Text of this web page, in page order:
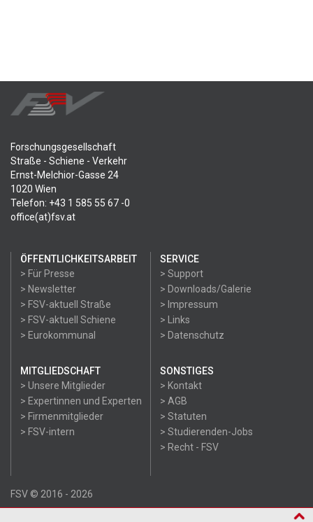
Forschungsgesellschaft
Straße - Schiene - Verkehr
Ernst-Melchior-Gasse 24
1020 Wien
Telefon: +43 1 585 55 67 -0
office(at)fsv.at
ÖFFENTLICHKEITSARBEIT
> Für Presse
> Newsletter
> FSV-aktuell Straße
> FSV-aktuell Schiene
> Eurokommunal
SERVICE
> Support
> Downloads/Galerie
> Impressum
> Links
> Datenschutz
MITGLIEDSCHAFT
> Unsere Mitglieder
> Expertinnen und Experten
> Firmenmitglieder
> FSV-intern
SONSTIGES
> Kontakt
> AGB
> Statuten
> Studierenden-Jobs
> Recht - FSV
FSV © 2016 - 2026